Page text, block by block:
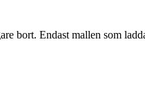
Endast mallen som